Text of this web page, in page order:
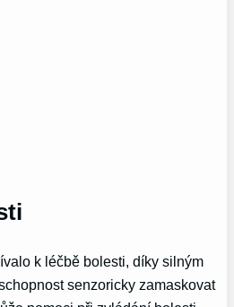
k léčbě bolesti, díky silným
senzoricky zamaskovat